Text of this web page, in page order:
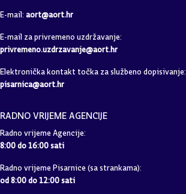
E-mail: aort@aort.hr
E-mail za privremeno uzdržavanje:
privremeno.uzdrzavanje@aort.hr
Elektronička kontakt točka za službeno dopisivanje:
pisarnica@aort.hr
RADNO VRIJEME AGENCIJE
Radno vrijeme Agencije:
8:00 do 16:00 sati
Radno vrijeme Pisarnice (sa strankama):
od 8:00 do 12:00 sati